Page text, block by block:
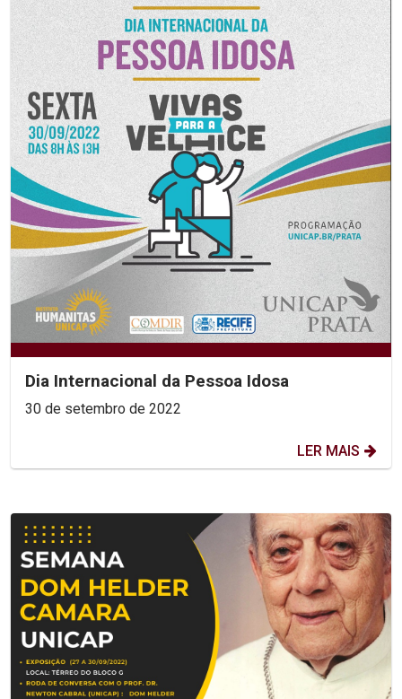
Dia Internacional da Pessoa Idosa
LER MAIS